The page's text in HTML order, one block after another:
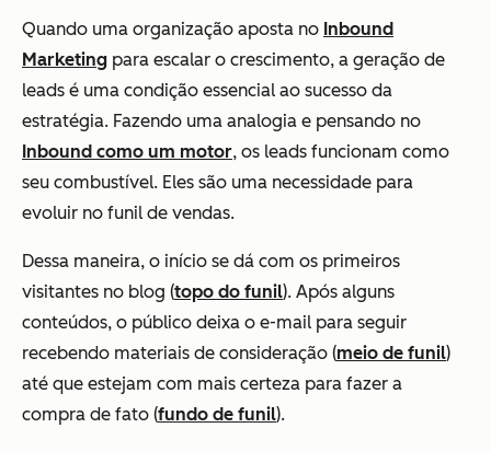
Quando uma organização aposta no Inbound
Marketing para escalar o crescimento, a geração de
leads é uma condição essencial ao sucesso da
estratégia. Fazendo uma analogia e pensando no
Inbound como um motor, os leads funcionam como
seu combustível. Eles são uma necessidade para
evoluir no funil de vendas.
Dessa maneira, o início se dá com os primeiros
visitantes no blog (topo do funil). Após alguns
conteúdos, o público deixa o e-mail para seguir
recebendo materiais de consideração (meio de funil)
até que estejam com mais certeza para fazer a
compra de fato (fundo de funil).